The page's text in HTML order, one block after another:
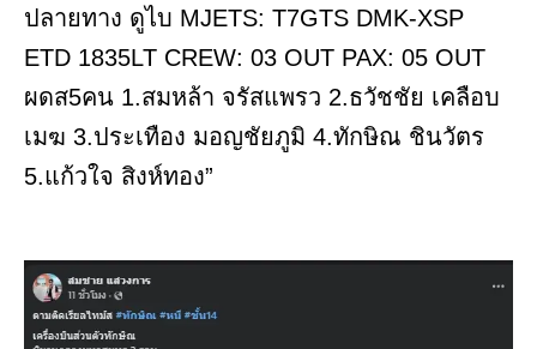
ปลายทาง ดูไบ MJETS: T7GTS DMK-XSP
ETD 1835LT CREW: 03 OUT PAX: 05 OUT
ผดส5คน 1.สมหล้า จรัสแพรว 2.ธวัชชัย เคลือบ
เมฆ 3.ประเทือง มอญชัยภูมิ 4.ทักษิณ ชินวัตร
5.แก้วใจ สิงห์ทอง”